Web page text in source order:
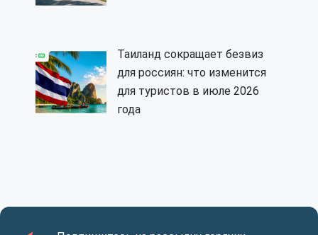
Таиланд сокращает безвиз
для россиян: что изменится
для туристов в июле 2026
года